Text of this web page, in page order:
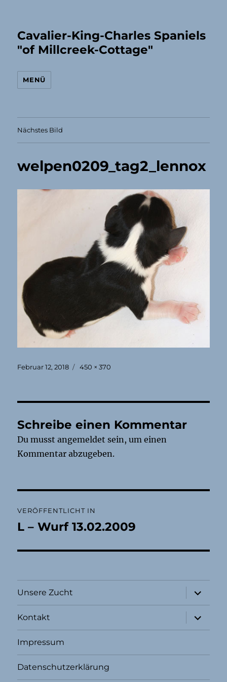
Cavalier-King-Charles Spaniels
"of Millcreek-Cottage"
MENÜ
Nächstes Bild
welpen0209_tag2_lennox
Veröffentlicht
Februar 12, 2018 Originalgröße
450 × 370
Schreibe einen Kommentar
Du musstangemeldet sein, um einen
Kommentar abzugeben.
VERÖFFENTLICHT IN
L – Wurf 13.02.2009
Unsere Zucht
öffnen
Kontakt
öffnen
Impressum
Datenschutzerklärung